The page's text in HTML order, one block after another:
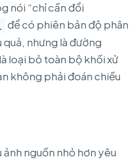
nói “chỉ cần đổi
để có phiên bản độ phân
quả, nhưng là đường
loại bỏ toàn bộ khối xử
không phải đoán chiều
nguồn nhỏ hơn yêu